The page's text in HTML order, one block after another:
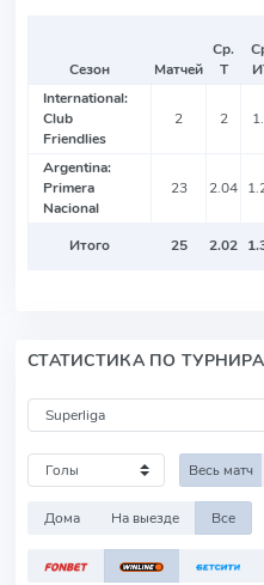
Сезон Матчей
Ср.
Т
International:
Club
Friendlies
2 2
Argentina:
Primera
Nacional
23 2.04
Итого 25 2.02
СТАТИСТИКА ПО
Весь матч
Дома На выезде Все